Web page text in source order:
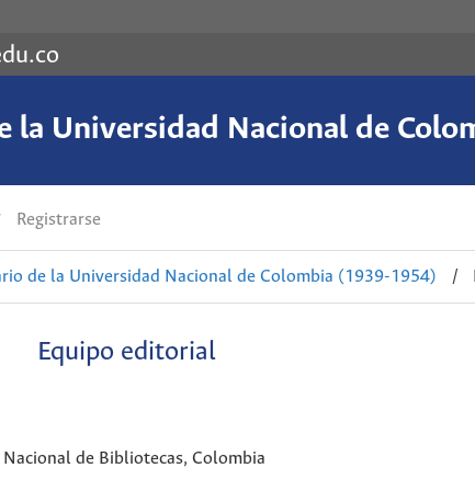
la Universidad Nacional de
Registrarse
de la Universidad Nacional de Colombia (1939-1954) /
Equipo editorial
de Bibliotecas, Colombia